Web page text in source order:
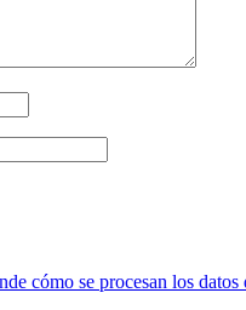
cómo se procesan los datos